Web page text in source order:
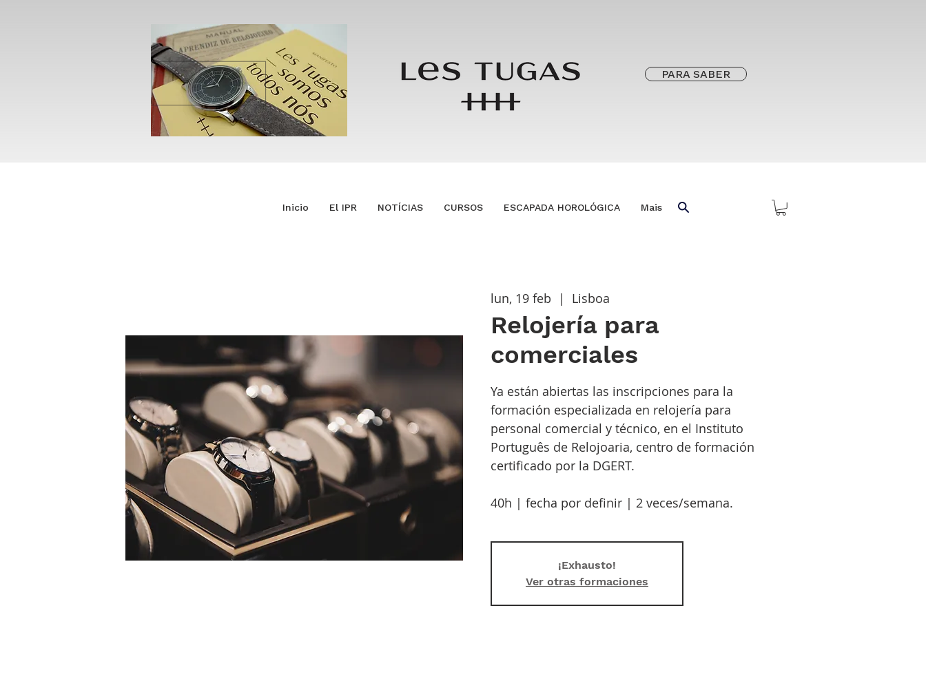
PARA SABER
Inicio El IPR NOTÍCIAS CURSOS ESCAPADA HOROLÓGICA Mais
lun, 19 feb
  |
Lisboa
Relojería para
comerciales
Ya están abiertas las inscripciones para la
formación especializada en relojería para
personal comercial y técnico, en el Instituto
Português de Relojoaria, centro de formación
certificado por la DGERT.
40h | fecha por definir | 2 veces/semana.
¡Exhausto!
Ver otras formaciones